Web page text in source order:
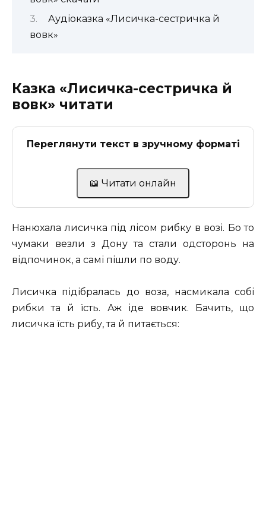
Аудіоказка «Лисичка-сестричка й
вовк»
Казка «Лисичка-сестричка й
вовк» читати
Переглянути текст в зручному форматі
📖 Читати онлайн
Нанюхала лисичка під лісом рибку в возі. Бо то
чумаки везли з Дону та стали одсторонь на
відпочинок, а самі пішли по воду.
Лисичка підібралась до воза, насмикала собі
рибки та й їсть. Аж іде вовчик. Бачить, що
лисичка їсть рибу, та й питається: